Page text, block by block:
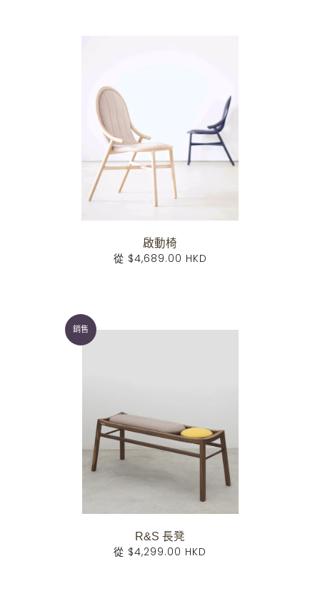
啟動椅
從 $4,689.00 HKD
銷售
R&S 長凳
從 $4,299.00 HKD